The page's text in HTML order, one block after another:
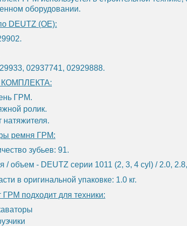
оборудовании.
DEUTZ (OE):
02937741, 02929888.
ГРМ.
ролик.
натяжителя.
ремня ГРМ:
зубьев: 91.
/ объем - DEUTZ серии 1011 (2, 3, 4 cyl) / 2.0,
в оригинальной упаковке: 1.0 кг.
ГРМ подходит для техники: